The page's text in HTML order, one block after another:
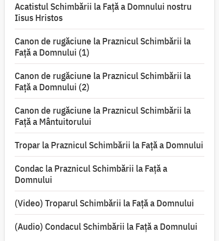
Acatistul Schimbării la Faţă a Domnului nostru
Iisus Hristos
Canon de rugăciune la Praznicul Schimbării la
Faţă a Domnului (1)
Canon de rugăciune la Praznicul Schimbării la
Faţă a Domnului (2)
Canon de rugăciune la Praznicul Schimbării la
Față a Mântuitorului
Tropar la Praznicul Schimbării la Faţă a Domnului
Condac la Praznicul Schimbării la Faţă a
Domnului
(Video) Troparul Schimbării la Față a Domnului
(Audio) Condacul Schimbării la Față a Domnului